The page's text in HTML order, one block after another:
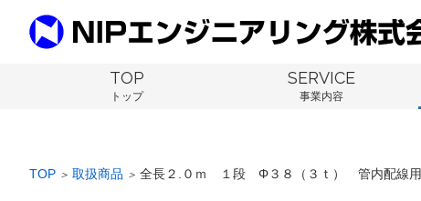
TOP
トップ
SERVICE
事業内容
TOP ＞ 取扱商品 ＞ 全長２.０ｍ １段 Φ３８（３ｔ） 管内配線用